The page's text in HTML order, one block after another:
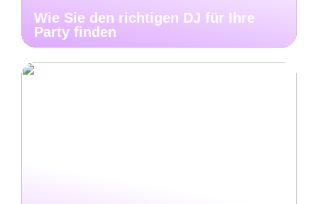
Wie Sie den richtigen DJ für Ihre
Party finden